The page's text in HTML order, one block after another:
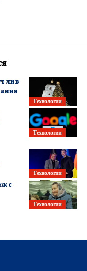
Технологии
ли в
Технологии
Технологии
Технологии
с